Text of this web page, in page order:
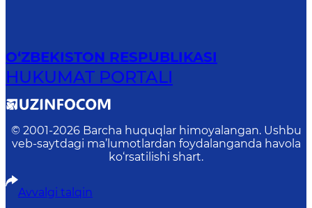
O‘ZBEKISTON RESPUBLIKASI
HUKUMAT PORTALI
© 2001-2026 Barcha huquqlar himoyalangan. Ushbu
veb-saytdagi ma’lumotlardan foydalanganda havola
ko‘rsatilishi shart.
Avvalgi talqin